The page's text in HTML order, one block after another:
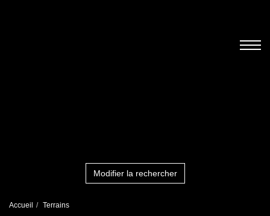
Modifier la rechercher
Accueil Terrains